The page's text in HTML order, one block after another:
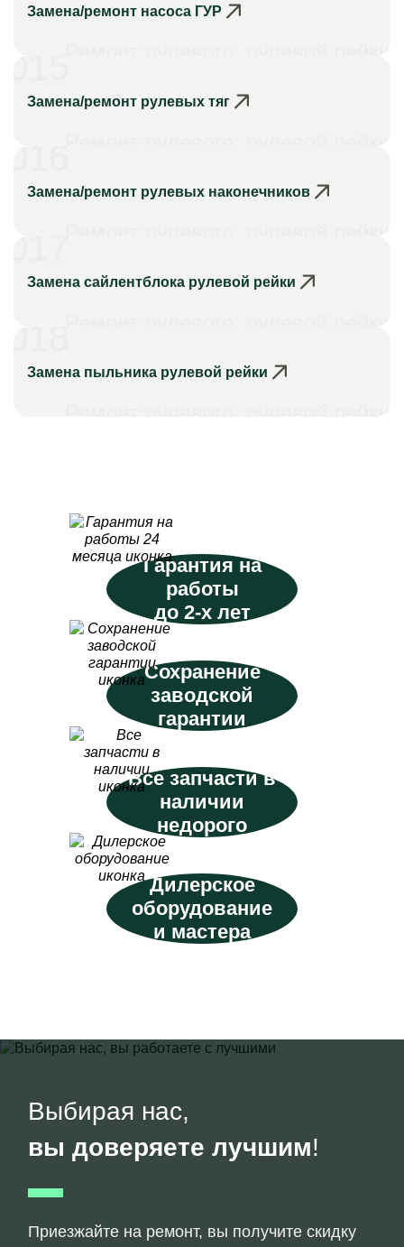
Замена/ремонт насоса ГУР
Замена/ремонт рулевых тяг
Замена/ремонт рулевых наконечников
Замена сайлентблока рулевой рейки
Замена пыльника рулевой рейки
Гарантия на
работы
до 2-х лет
Сохранение
заводской
гарантии
Все запчасти в
наличии
недорого
Дилерское
оборудование
и мастера
Выбирая нас,
вы доверяете лучшим!
Приезжайте на ремонт, вы получите скидку